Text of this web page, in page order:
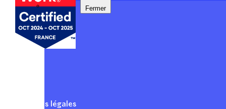
Mentions légales
Fermer